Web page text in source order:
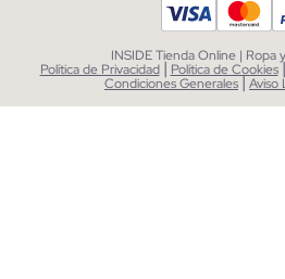
INSIDE Tienda Online | Ropa
Política de Privacidad | Política de Cookies|
Condiciones Generales|Aviso